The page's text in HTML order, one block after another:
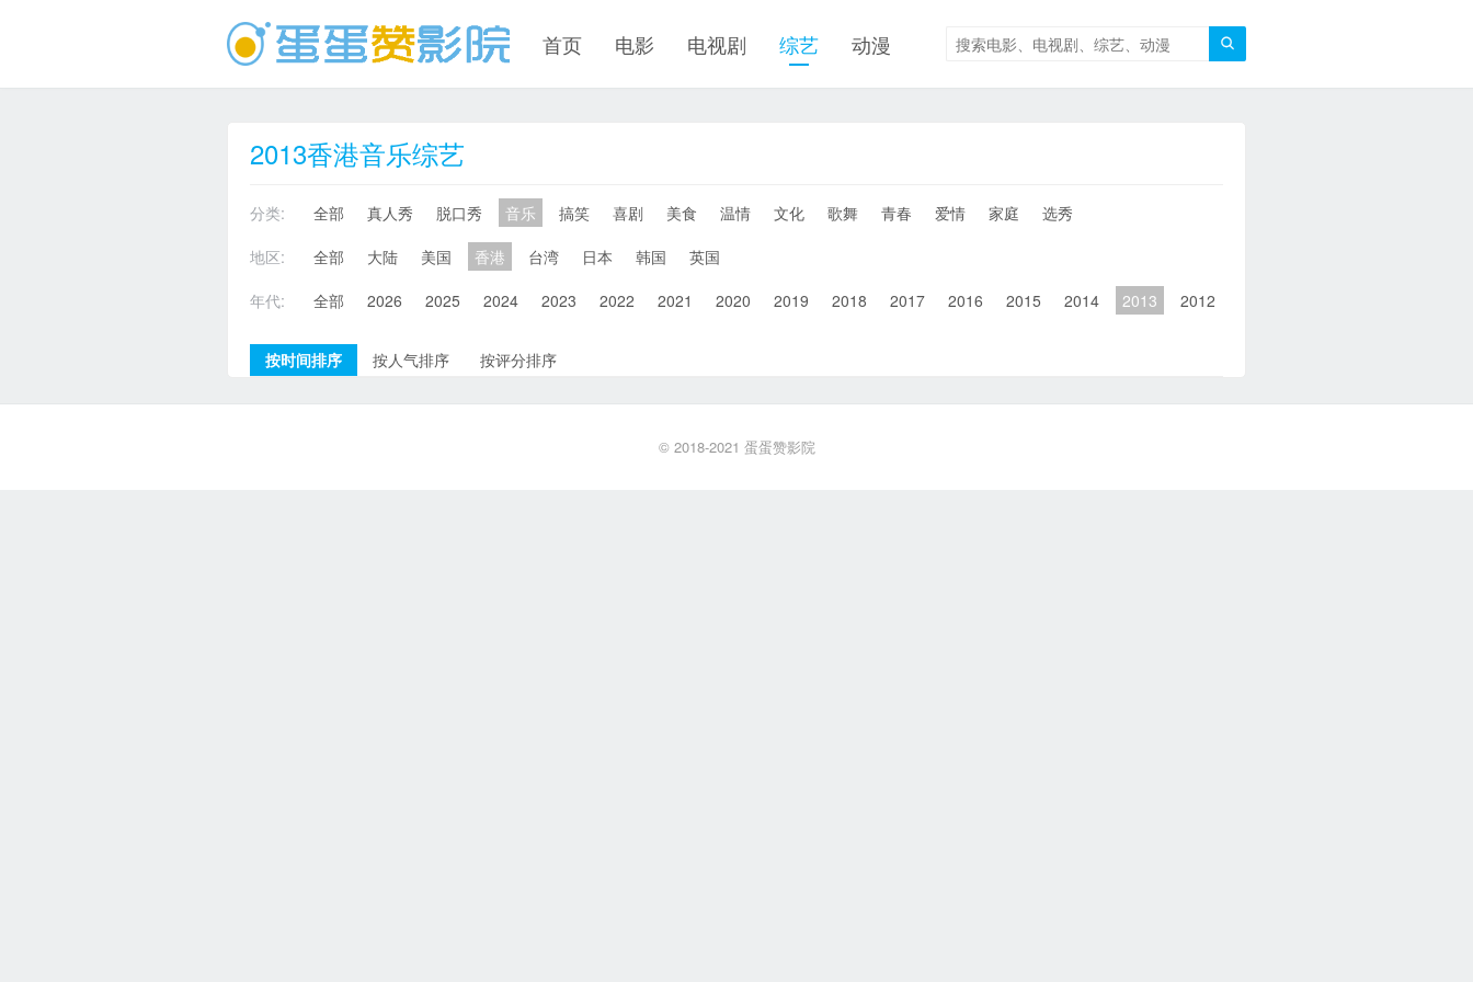

首页 电影 电视剧 综艺 动漫
2013香港音乐综艺
分类: 全部 真人秀 脱口秀 音乐 搞笑 喜剧 美食 温情 文化 歌舞 青春 爱情 家庭
选秀
地区:
全部 大陆 美国 香港 台湾 日本 韩国
英国
年代:
全部 2026 2025 2024 2023 2022 2021 2020 2019 2018 2017 2016 2015 2014 2013 2012
按时间排序 按人气排序 按评分排序
© 2018-2021 蛋蛋赞影院